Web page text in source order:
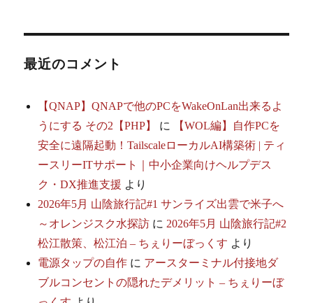
ョ
ン
最近のコメント
【QNAP】QNAPで他のPCをWakeOnLan出来るよ
うにする その2【PHP】
に
【WOL編】自作PCを
安全に遠隔起動！TailscaleローカルAI構築術 | ティ
ースリーITサポート｜中小企業向けヘルプデス
ク・DX推進支援 より
2026年5月 山陰旅行記#1 サンライズ出雲で米子へ
～オレンジスク水探訪 に 2026年5月 山陰旅行記#2
松江散策、松江泊 – ちぇりーぼっくす より
電源タップの自作 に アースターミナル付接地ダ
ブルコンセントの隠れたデメリット – ちぇりーぼ